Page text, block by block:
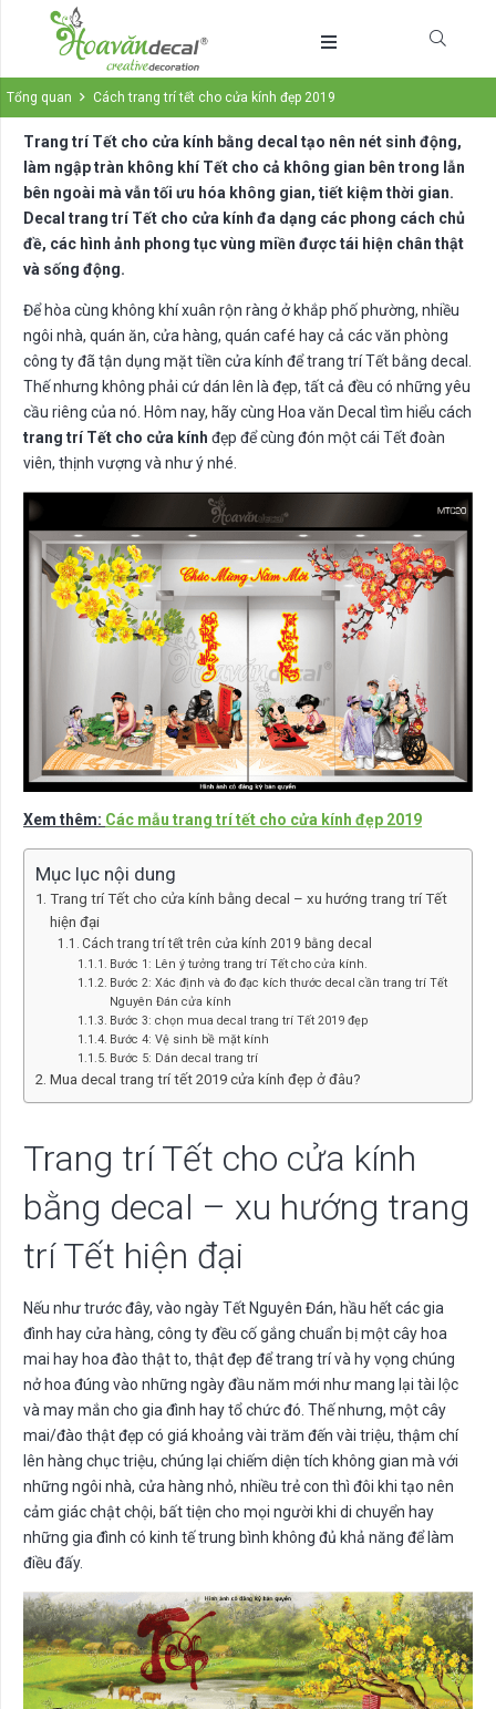
Tổng quan Cách trang trí tết cho cửa kính đẹp 2019
Trang trí Tết cho cửa kính bằng decal tạo nên nét sinh động,
làm ngập tràn không khí Tết cho cả không gian bên trong lẫn
bên ngoài mà vẫn tối ưu hóa không gian, tiết kiệm thời gian.
Decal trang trí Tết cho cửa kính đa dạng các phong cách chủ
đề, các hình ảnh phong tục vùng miền được tái hiện chân thật
và sống động.
Để hòa cùng không khí xuân rộn ràng ở khắp phố phường, nhiều
ngôi nhà, quán ăn, cửa hàng, quán café hay cả các văn phòng
công ty đã tận dụng mặt tiền cửa kính để trang trí Tết bằng decal.
Thế nhưng không phải cứ dán lên là đẹp, tất cả đều có những yêu
cầu riêng của nó. Hôm nay, hãy cùng Hoa văn Decal tìm hiểu cách
trang trí Tết cho cửa kính đẹp để cùng đón một cái Tết đoàn
viên, thịnh vượng và như ý nhé.
Xem thêm: Các mẫu trang trí tết cho cửa kính đẹp 2019
Mục lục nội dung
Trang trí Tết cho cửa kính bằng decal – xu hướng trang trí Tết
hiện đại
Cách trang trí tết trên cửa kính 2019 bằng decal
Bước 1: Lên ý tưởng trang trí Tết cho cửa kính.
Bước 2: Xác định và đo đạc kích thước decal cần trang trí Tết
Nguyên Đán cửa kính
Bước 3: chọn mua decal trang trí Tết 2019 đẹp
Bước 4: Vệ sinh bề mặt kính
Bước 5: Dán decal trang trí
Mua decal trang trí tết 2019 cửa kính đẹp ở đâu?
Trang trí Tết cho cửa kính
bằng decal – xu hướng trang
trí Tết hiện đại
Nếu như trước đây, vào ngày Tết Nguyên Đán, hầu hết các gia
đình hay cửa hàng, công ty đều cố gắng chuẩn bị một cây hoa
mai hay hoa đào thật to, thật đẹp để trang trí và hy vọng chúng
nở hoa đúng vào những ngày đầu năm mới như mang lại tài lộc
và may mắn cho gia đình hay tổ chức đó. Thế nhưng, một cây
mai/đào thật đẹp có giá khoảng vài trăm đến vài triệu, thậm chí
lên hàng chục triệu, chúng lại chiếm diện tích không gian mà với
những ngôi nhà, cửa hàng nhỏ, nhiều trẻ con thì đôi khi tạo nên
cảm giác chật chội, bất tiện cho mọi người khi di chuyển hay
những gia đình có kinh tế trung bình không đủ khả năng để làm
điều đấy.